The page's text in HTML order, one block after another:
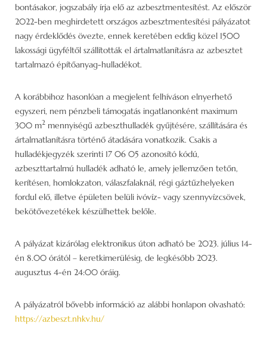
bontásakor, jogszabály írja elő az azbesztmentesítést. Az először
2022-ben meghirdetett országos azbesztmentesítési pályázatot
nagy érdeklődés övezte, ennek keretében eddig közel 1500
lakossági ügyféltől szállították el ártalmatlanításra az azbesztet
tartalmazó építőanyag-hulladékot.
A korábbihoz hasonlóan a megjelent felhíváson elnyerhető
egyszeri, nem pénzbeli támogatás ingatlanonként maximum
300 m2 mennyiségű azbeszthulladék gyűjtésére, szállítására és
ártalmatlanításra történő átadására vonatkozik. Csakis a
hulladékjegyzék szerinti 17 06 05 azonosító kódú,
azbeszttartalmú hulladék adható le, amely jellemzően tetőn,
kerítésen, homlokzaton, válaszfalaknál, régi gáztűzhelyeken
fordul elő, illetve épületen belüli ivóvíz- vagy szennyvízcsövek,
bekötővezetékek készülhettek belőle.
A pályázat kizárólag elektronikus úton adható be 2023. július 14-
én 8.00 órától – keretkimerülésig, de legkésőbb 2023.
augusztus 4-én 24:00 óráig.
A pályázatról bővebb információ az alábbi honlapon olvasható:
https://azbeszt.nhkv.hu/